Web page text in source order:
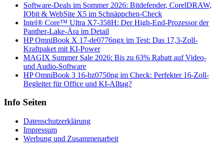
Software-Deals im Sommer 2026: Bitdefender, CorelDRAW,
IObit & WebSite X5 im Schnäppchen-Check
Intel® Core™ Ultra X7-358H: Der High-End-Prozessor der
Panther-Lake-Ära im Detail
HP OmniBook X 17-de0776ngx im Test: Das 17,3-Zoll-
Kraftpaket mit KI-Power
MAGIX Summer Sale 2026: Bis zu 63% Rabatt auf Video-
und Audio-Software
HP OmniBook 3 16-bz0750ng im Check: Perfekter 16-Zoll-
Begleiter für Office und KI-Alltag?
Info Seiten
Datenschutzerklärung
Impressum
Werbung und Zusammenarbeit